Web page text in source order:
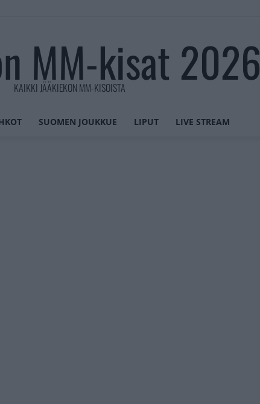
MM-kisat 2026
KAIKKI JÄÄKIEKON MM-KISOISTA
SUOMEN JOUKKUE LIPUT LIVE STREAM